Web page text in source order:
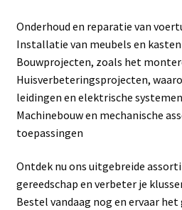
Linkpartners
My account
Over Ons
Privacybeleid
Onderhoud en reparatie van
Installatie van meubels en kasten
Bouwprojecten, zoals het
Huisverbeteringsprojecten,
leidingen en elektrische systemen
Machinebouw en mechanische
toepassingen
Ontdek nu ons uitgebreide
gereedschap en verbeter je
Bestel vandaag nog en ervaar het